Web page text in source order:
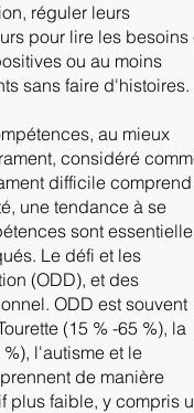
réguler leurs
pour lire les besoins
ou au moins
sans faire d'histoires.
au mieux
considéré
difficile comprend
une tendance à se
sont
Le défi et les
(ODD), et des
ODD est souvent
(15 % -65 %), la
l'autisme et le
de manière
plus faible, y compris